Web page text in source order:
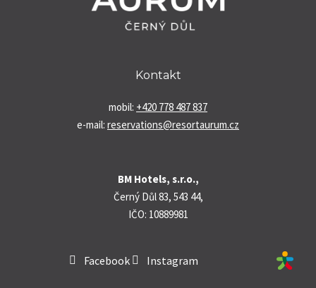
Kontakt
mobil: +420 778 487 837
e-mail: reservations@resortaurum.cz
BM Hotels, s.r.o.,
Černý Důl 83, 543 44,
IČO: 10889981
Facebook Instagram